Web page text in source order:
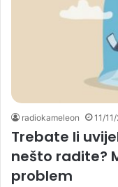
radiokameleon 11/
Trebate li
nešto radite?
problem